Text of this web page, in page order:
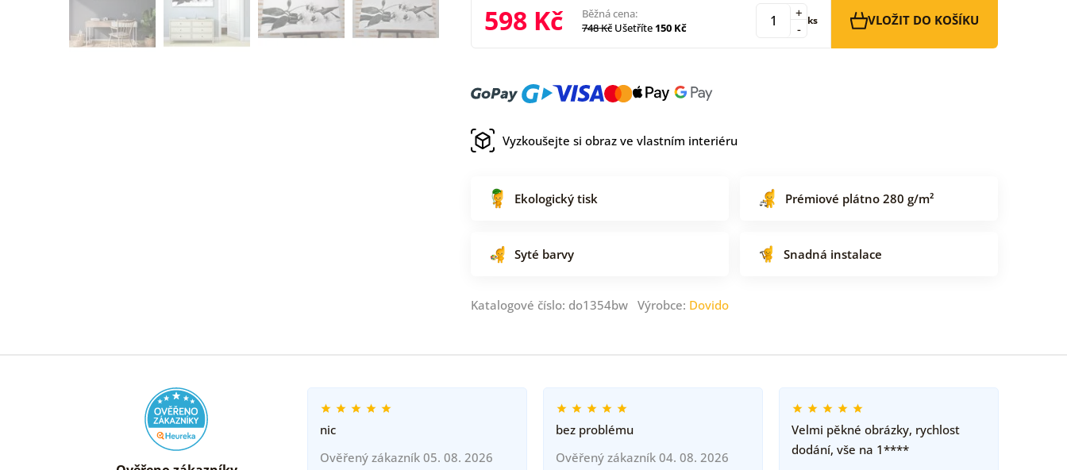
598 Kč
Běžná cena:
748 Kč Ušetříte 150 Kč -
+ ks VLOŽIT DO KOŠÍKU
Vyzkoušejte si obraz ve vlastním interiéru
Ekologický tisk Prémiové plátno 280 g/m²
Syté barvy Snadná instalace
Katalogové číslo: do1354bw Výrobce: Dovido
nic
Ověřený zákazník 05. 08. 2026
bez problému
Ověřený zákazník 04. 08. 2026
Velmi pěkné obrázky, rychlost
dodání, vše na 1****